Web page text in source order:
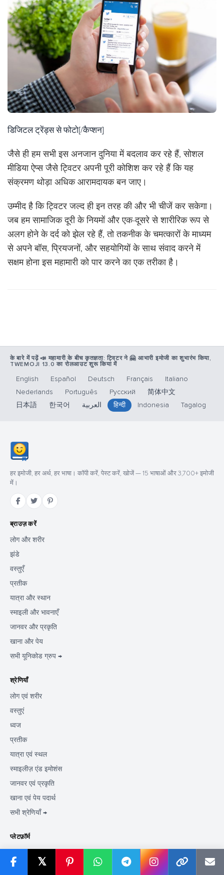
डिजिटल ट्रेंड्स से फोटो[/कैप्शन]
जैसे ही हम सभी इस अनजान दुनिया में बदलाव कर रहे हैं, सोशल
मीडिया ऐप्स जैसे ट्विटर अपनी पूरी कोशिश कर रहे हैं कि यह
संक्रमण थोड़ा अधिक आरामदायक बन जाए।
उम्मीद है कि ट्विटर जल्द ही इन तरह की और भी चीजें कर सकेगा।
जब हम सामाजिक दूरी के नियमों और एक-दूसरे से शारीरिक रूप से
अलग होने के दर्द को झेल रहे हैं, तो तकनीक के चमत्कारों के माध्यम
से अपने बॉस, प्रियजनों, और सहयोगियों के साथ संवाद करने में
सक्षम होना इस महामारी को पार करने का एक तरीका है।
𝕏
के बारे में पढ़ें 📣 महामारी के बीच कृतज्ञता: ट्विटर ने 🤗 आभारी इमोजी का शुभारंभ किया,
TWEMOJI 13.0 का रोलआउट शुरू किया में
English Español Deutsch Français
Italiano
Nederlands
Português Русский
简体中文
日本語
한국어 العربية हिन्दी Indonesia Tagalog
हर इमोजी, हर अर्थ, हर भाषा। कॉपी करें, पेस्ट करें, खोजें — 15 भाषाओं और 3,700+ इमोजी
में।
ब्राउज़ करें
लोग और शरीर
झंडे
वस्तुएँ
प्रतीक
यात्रा और स्थान
स्माइली और भावनाएँ
जानवर और प्रकृति
खाना और पेय
सभी यूनिकोड ग्रुप →
श्रेणियाँ
लोग एवं शरीर
वस्तुएं
ध्वज
प्रतीक
यात्रा एवं स्थल
स्माइलीज़ एंड इमोशंस
जानवर एवं प्रकृति
खाना एवं पेय पदार्थ
सभी श्रेणियाँ →
प्लेटफ़ॉर्म
गूगल